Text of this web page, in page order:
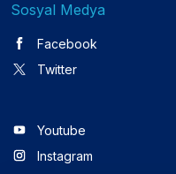
Sosyal Medya
Facebook
Twitter
Youtube
Instagram